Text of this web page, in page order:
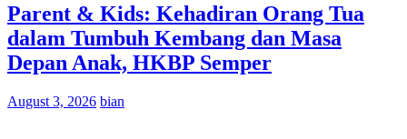
Parent & Kids: Kehadiran Orang Tua
dalam Tumbuh Kembang dan Masa
Depan Anak, HKBP Semper
August 3, 2026 bian